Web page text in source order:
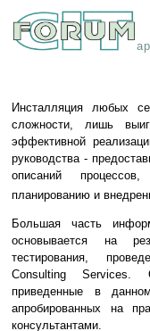
Инсталляция любых
сложности, лишь
эффективной
руководства -
описаний
планированию и
Большая часть
основывается на
тестирования,
Consulting Services.
приведенные в
апробированных на
консультантами.